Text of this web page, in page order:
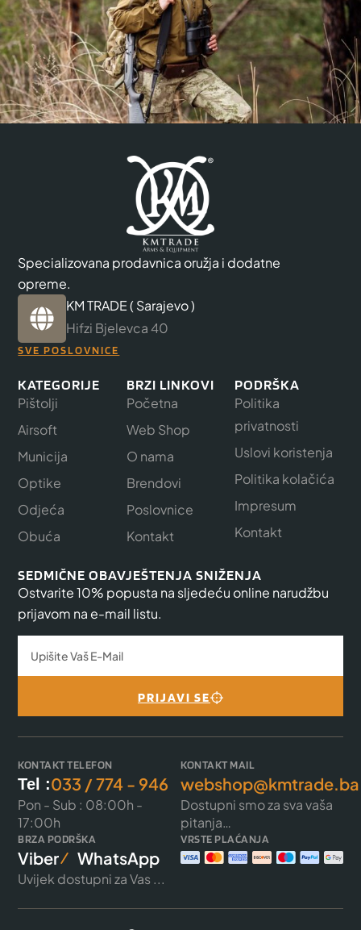
Specializovana prodavnica oružja i dodatne
opreme.
KM TRADE ( Sarajevo )
Hifzi Bjelevca 40
SVE POSLOVNICE
KATEGORIJE
Pištolji
Airsoft
Municija
Optike
Odjeća
Obuća
BRZI LINKOVI
Početna
Web Shop
O nama
Brendovi
Poslovnice
Kontakt
PODRŠKA
Politika
privatnosti
Uslovi koristenja
Politika kolačića
Impresum
Kontakt
SEDMIČNE OBAVJEŠTENJA SNIŽENJA
Ostvarite 10% popusta na sljedeću online narudžbu
prijavom na e-mail listu.
PRIJAVI SE
KONTAKT TELEFON
Tel :033 / 774 - 946
Pon - Sub : 08:00h -
17:00h
KONTAKT MAIL
webshop@kmtrade.ba
Dostupni smo za sva vaša
pitanja…
BRZA PODRŠKA
Viber WhatsApp
Uvijek dostupni za Vas ...
VRSTE PLAĆANJA